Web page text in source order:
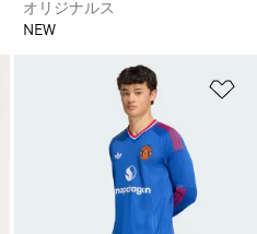
オリジナルス
NEW
ほしいものリストに追加